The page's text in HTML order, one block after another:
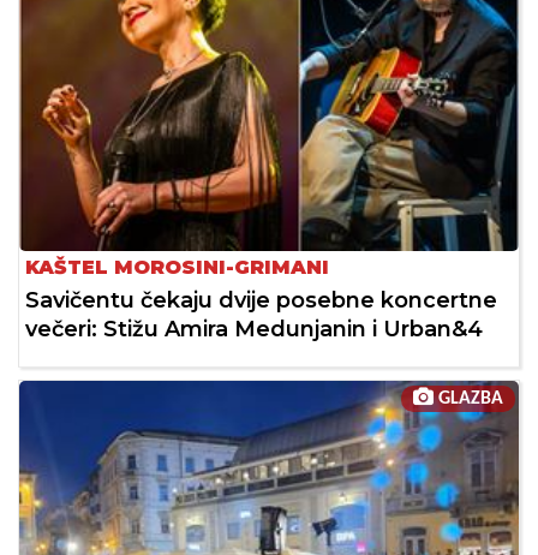
KAŠTEL MOROSINI-GRIMANI
Savičentu čekaju dvije posebne koncertne
večeri: Stižu Amira Medunjanin i Urban&4
GLAZBA